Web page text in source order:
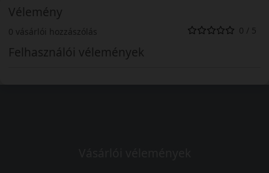
Vélemény
0 vásárlói hozzászólás 0 / 5
Felhasználói vélemények